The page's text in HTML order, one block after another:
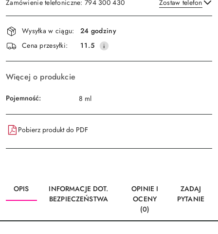
Zamówienie telefoniczne: 794 300 430 Zostaw telefon
Wyślij
Dostępność
i
dostawa
Wysyłka w ciągu:
24 godziny
Cena przesyłki:
11.5
Więcej o produkcie
Pojemność: 8 ml
Pobierz produkt do PDF
OPIS
INFORMACJE DOT.
BEZPIECZEŃSTWA
OPINIE I
OCENY
(0)
ZADAJ
PYTANIE